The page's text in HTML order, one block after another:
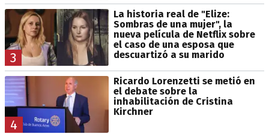
3
La historia real de "Elize:
Sombras de una mujer", la
nueva película de Netflix sobre
el caso de una esposa que
descuartizó a su marido
4
Ricardo Lorenzetti se metió en
el debate sobre la
inhabilitación de Cristina
Kirchner